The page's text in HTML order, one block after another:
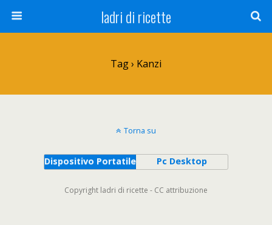
ladri di ricette
Tag › Kanzi
Torna su
Dispositivo Portatile Pc Desktop
Copyright ladri di ricette - CC attribuzione